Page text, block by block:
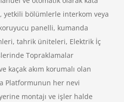
bölümlerle interkom veya
panelli, kumanda
tahrik üniteleri, Elektrik İç
Topraklamalar
kaçak akım korumalı olan
Platformunun her nevi
montajı ve işler halde